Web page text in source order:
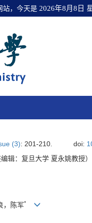
站，今天是 2026年8月8日
(3): 201-210. doi:
辑：复旦大学 夏永姚教授）
，陈军*